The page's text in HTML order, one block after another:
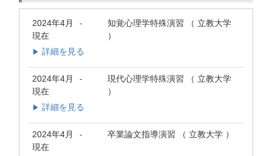
2024年4月 -
現在
知覚心理学特殊演習 （ 立教大学
）
▶ 詳細を見る
2024年4月 -
現在
現代心理学特殊演習 （ 立教大学
）
▶ 詳細を見る
2024年4月 -
現在
卒業論文指導演習 （ 立教大学 ）